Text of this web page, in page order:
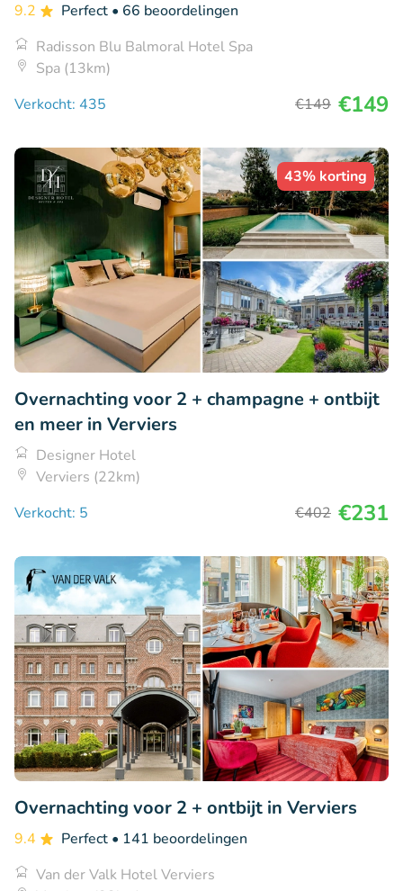
9.2 Perfect • 66 beoordelingen
Radisson Blu Balmoral Hotel Spa
Spa (13km)
Verkocht: 435
€149 €149
43% korting
Overnachting voor 2 + champagne + ontbijt
en meer in Verviers
Designer Hotel
Verviers (22km)
Verkocht: 5
€402 €231
Overnachting voor 2 + ontbijt in Verviers
9.4 Perfect • 141 beoordelingen
Van der Valk Hotel Verviers